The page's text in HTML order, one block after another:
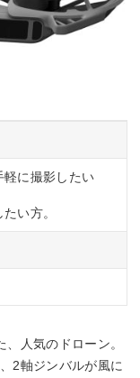
軽に撮影したい
い方。
人気のドローン。
2軸ジンバルが風に